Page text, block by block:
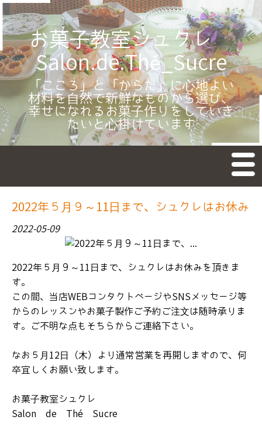
お菓子教室シュクレ
Salon.de.Thé_Sucre
「こころ」と「からだ」に心地よい
材料を自然で新鮮なものから選び、
幸せになれるお菓子作りをしていき
たいと心掛けています
M
en
お菓子のレッスン
体験レッスン
基礎クラス
応用クラス①②
イベントレッスン
受講規約
2022年５月９～11日まで、シュクレはお休み
2022-05-09
2022年５月９～11日まで、シュクレはお休みを頂きま
す。
この間、当店WEBコンタクトページやSNSメッセージ等
からのレッスンやお菓子製作ご予約ご注文は随時承りま
す。ご不明な点もそちらからご連絡下さい。
なお５月12日（木）より通常営業を再開しますので、何
卒宜しくお願い致します。
お菓子教室シュクレ
Salon de Thé Sucre